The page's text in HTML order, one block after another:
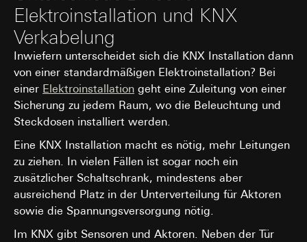
Elektroinstallation und KNX
Verkabelung
Inwiefern unterscheidet sich die KNX Installation dann
von einer standardmäßigen Elektroinstallation? Bei
einer Elektroinstallation geht eine Zuleitung von einer
Sicherung zu jedem Raum, wo die Beleuchtung und
Steckdosen installiert werden.
Eine KNX Installation macht es nötig, mehr Leitungen
zu ziehen. In vielen Fällen ist sogar noch ein
zusätzlicher Schaltschrank, mindestens aber
ausreichend Platz in der Unterverteilung für Aktoren
sowie die Spannungsversorgung nötig.
Im KNX gibt Sensoren und Aktoren. Neben der Tür
Gira Giersiepen GmbH & Co. KG
, Einwilligung gem.
Abs. 1 lit. a DSGVO
Lebensdauer des Cookies:
A/B lyft
Datenverarbeitungszwecke:
Durchführung von A/B-Tests zur Optimierung
von Website-Inhalten, -Design und -
Funktionen.
Analyse des Nutzerverhaltens zur
Verbesserung der Benutzerfreundlichkeit und
Effizienz der Website.
Technische Daten wie IP-Adresse
(anonymisiert oder pseudonymisiert).
interne Abteilungen, soweit Zugriff für
Aufgabenerfüllung erforderlich
TikTok Information Technologies UK Limited,
Kaleidoscope, 4 Lindsey Street, London, EC1A 9HP,
United Kingdom
TikTok Technology Limited, The Sorting Office,
Ropemaker Place, Dublin 2, D02 HD23, Dublin, Irland
Wir und TikTok sind hierbei gemeinsam
Informationen zur gemeinsamen Verantwortlichkeit
abrufbar:
https://ads.tiktok.com/i18n/official/policy/jurisdiction-
specific-terms).
Drittlandübermittlung: Ihre o.g. Daten bzw.
verarbeitet. Für diesen Transfer liegt ein